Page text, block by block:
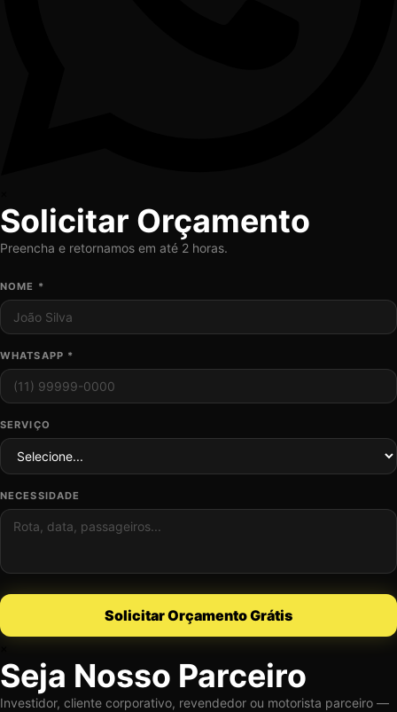
Solicitar Orçamento
Preencha e retornamos em até 2 horas.
NOME *
WHATSAPP *
SERVIÇO
NECESSIDADE
Solicitar Orçamento Grátis
Seja Nosso Parceiro
Investidor, cliente corporativo, revendedor ou motorista parceiro —